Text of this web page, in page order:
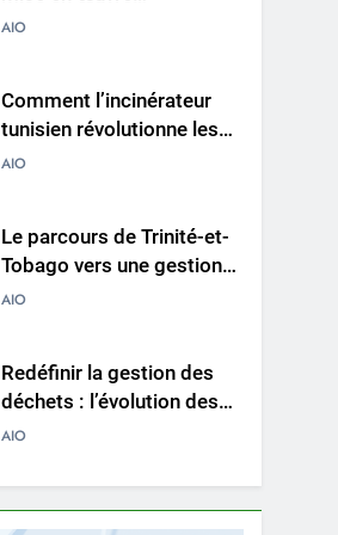
pratiques d’élimination
AIO
Le parcours de Trinité-et-
Tobago vers une gestion
durable des déchets par
AIO
Redéfinir la gestion des
déchets : l’évolution des
incinérateurs en Finlande
AIO
L’avenir de l’élimination
des déchets :
l’incinérateur de l’Uruguay
AIO
Où doivent aller les